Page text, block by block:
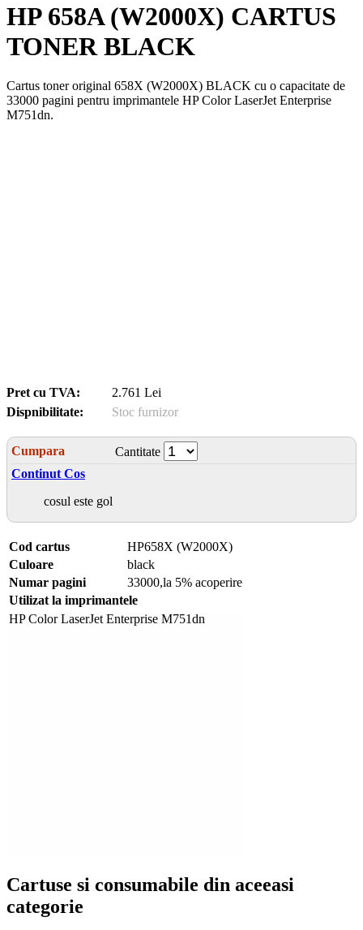
HP 658A (W2000X) CARTUS
TONER BLACK
Cartus toner original 658X (W2000X) BLACK cu o capacitate de
33000 pagini pentru imprimantele HP Color LaserJet Enterprise
M751dn.
Pret cu TVA:
2.761 Lei
Dispnibilitate:
Stoc furnizor
Cumpara
Cantitate
Continut Cos
cosul este gol
Cod cartus
HP658X (W2000X)
Culoare
black
Numar pagini
33000,la 5% acoperire
Utilizat la imprimantele
HP Color LaserJet Enterprise M751dn
Cartuse si consumabile din aceeasi
categorie